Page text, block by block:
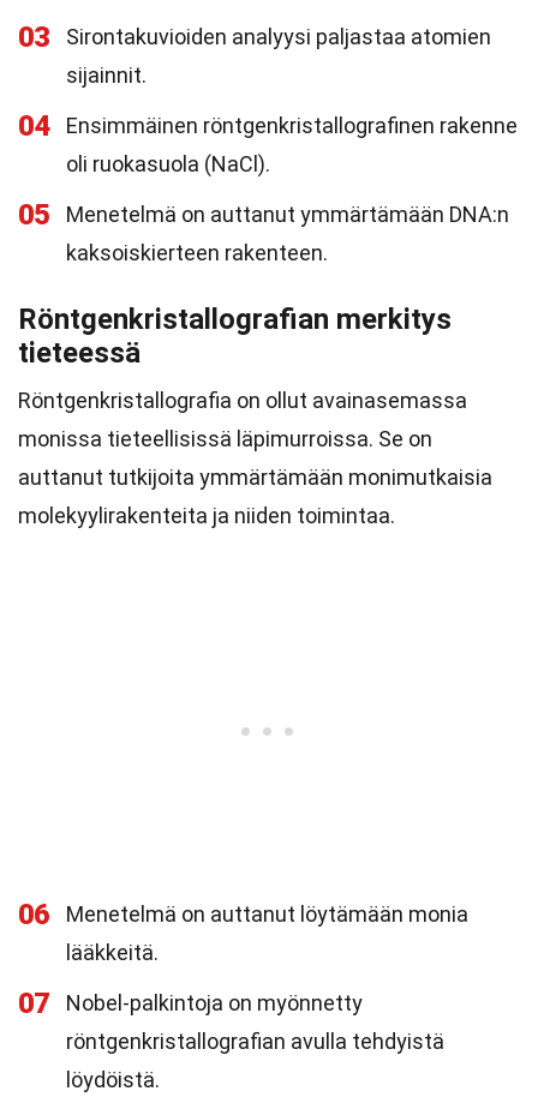
03
Sirontakuvioiden analyysi paljastaa atomien
sijainnit.
04
Ensimmäinen röntgenkristallografinen rakenne
oli ruokasuola (NaCl).
05
Menetelmä on auttanut ymmärtämään DNA:n
kaksoiskierteen rakenteen.
Röntgenkristallografian merkitys
tieteessä
Röntgenkristallografia on ollut avainasemassa
monissa tieteellisissä läpimurroissa. Se on
auttanut tutkijoita ymmärtämään monimutkaisia
molekyylirakenteita ja niiden toimintaa.
06
Menetelmä on auttanut löytämään monia
lääkkeitä.
07
Nobel-palkintoja on myönnetty
röntgenkristallografian avulla tehdyistä
löydöistä.